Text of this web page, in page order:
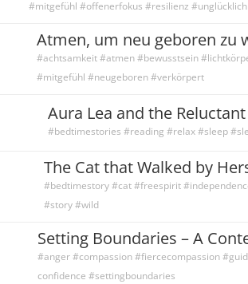
#mitgefühl #offenerfokus #resilienz
Atmen, um neu geboren zu
#achtsamkeit #atmen #bewusstsein
#mitgefühl #neugeboren #verkörpert
Aura Lea and the
#bedtimestories #reading #relax #sleep
The Cat that Walked by
#bedtimestory #cat #freespirit
#story #wild
Setting Boundaries – A
#anger #compassion #fiercecompassion
confidence #settingboundaries